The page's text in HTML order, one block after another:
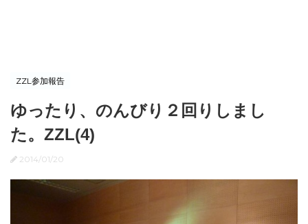
ZZL参加報告
ゆったり、のんびり２回りしまし
た。ZZL(4)
2014/01/20